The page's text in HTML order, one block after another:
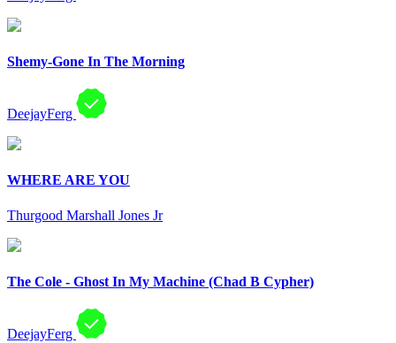
Shemy-Gone In The Morning
DeejayFerg
WHERE ARE YOU
Thurgood Marshall Jones Jr
The Cole - Ghost In My Machine (Chad B Cypher)
DeejayFerg